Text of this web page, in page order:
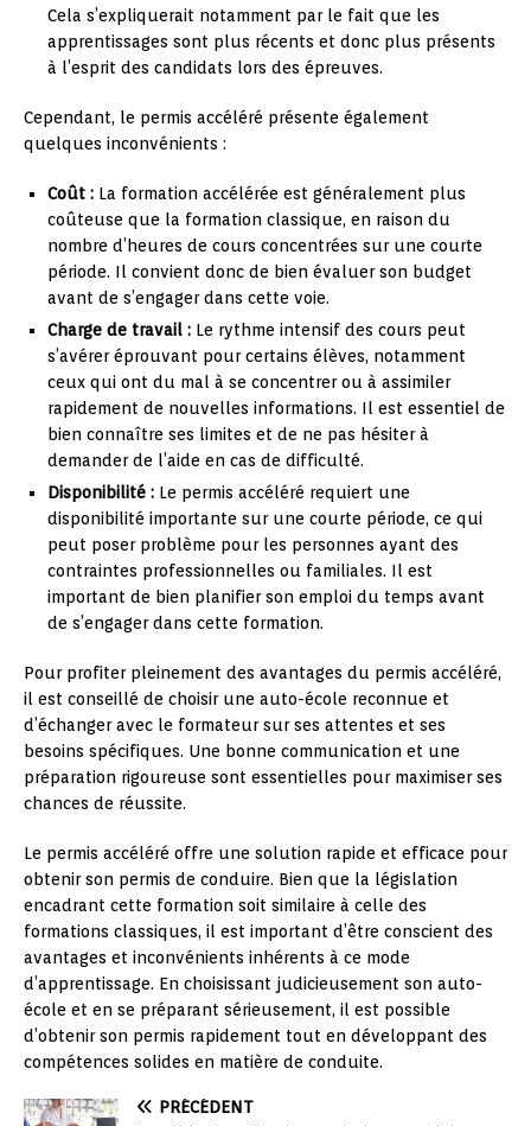
Cela s’expliquerait notamment par le fait que les
apprentissages sont plus récents et donc plus présents
à l’esprit des candidats lors des épreuves.
Cependant, le permis accéléré présente également
quelques inconvénients :
Coût : La formation accélérée est généralement plus
coûteuse que la formation classique, en raison du
nombre d’heures de cours concentrées sur une courte
période. Il convient donc de bien évaluer son budget
avant de s’engager dans cette voie.
Charge de travail : Le rythme intensif des cours peut
s’avérer éprouvant pour certains élèves, notamment
ceux qui ont du mal à se concentrer ou à assimiler
rapidement de nouvelles informations. Il est essentiel de
bien connaître ses limites et de ne pas hésiter à
demander de l’aide en cas de difficulté.
Disponibilité : Le permis accéléré requiert une
disponibilité importante sur une courte période, ce qui
peut poser problème pour les personnes ayant des
contraintes professionnelles ou familiales. Il est
important de bien planifier son emploi du temps avant
de s’engager dans cette formation.
Pour profiter pleinement des avantages du permis accéléré,
il est conseillé de choisir une auto-école reconnue et
d’échanger avec le formateur sur ses attentes et ses
besoins spécifiques. Une bonne communication et une
préparation rigoureuse sont essentielles pour maximiser ses
chances de réussite.
Le permis accéléré offre une solution rapide et efficace pour
obtenir son permis de conduire. Bien que la législation
encadrant cette formation soit similaire à celle des
formations classiques, il est important d’être conscient des
avantages et inconvénients inhérents à ce mode
d’apprentissage. En choisissant judicieusement son auto-
école et en se préparant sérieusement, il est possible
d’obtenir son permis rapidement tout en développant des
compétences solides en matière de conduite.
PRÉCÉDENT